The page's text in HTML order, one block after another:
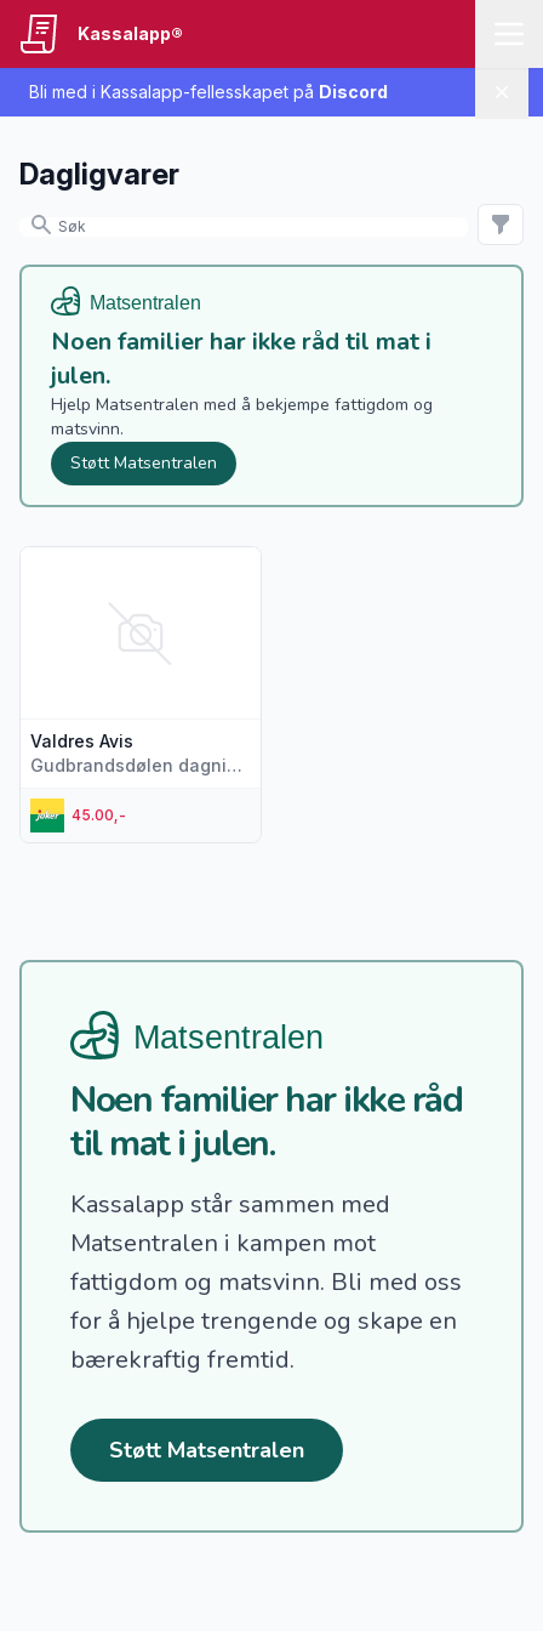
Bli med i Kassalapp-fellesskapet på Discord
Kassalapp®
Dagligvarer
Noen familier har ikke råd til mat i
julen.
Hjelp Matsentralen med å bekjempe fattigdom og
matsvinn.
Støtt Matsentralen
Valdres Avis
Gudbrandsdølen dagningen
45.00,-
Noen familier har ikke råd
til mat i julen.
Kassalapp står sammen med
Matsentralen i kampen mot
fattigdom og matsvinn. Bli med oss
for å hjelpe trengende og skape en
bærekraftig fremtid.
Støtt Matsentralen